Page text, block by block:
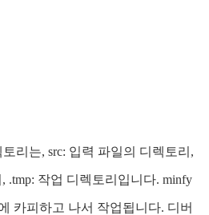
리는, src: 입력 파일의 디렉토리,
.tmp: 작업 디렉토리입니다. minfy
카피하고 나서 작업됩니다. 디버